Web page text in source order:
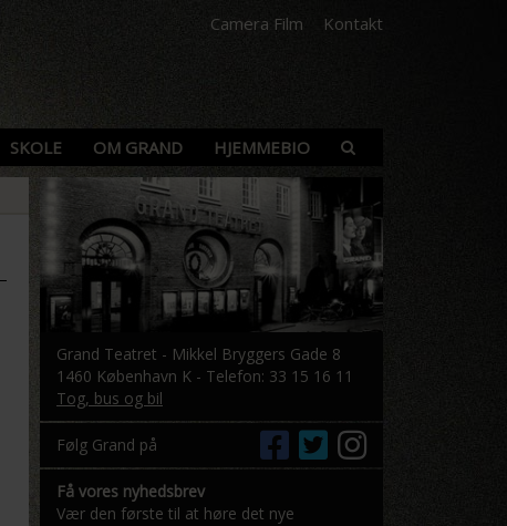
Camera Film Kontakt
SKOLE OM GRAND HJEMMEBIO
Grand Teatret - Mikkel Bryggers Gade 8
1460 København K - Telefon: 33 15 16 11
Tog, bus og bil
Følg Grand på
Få vores nyhedsbrev
Vær den første til at høre det nye